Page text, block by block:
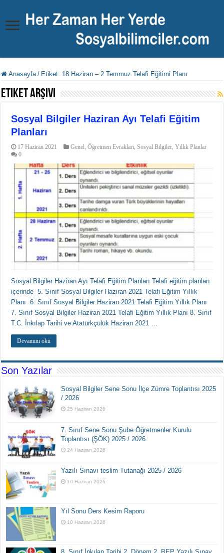
Anasayfa / Etiket: 18 Haziran – 2 Temmuz Telafi Eğitimi Planı
Etiket Arşivi
Sosyal Bilgiler Haziran Ayı Telafi Eğitim
Planları
17 Haziran 2021 Genel ,Öğretmen Evrakları Sosyal Bilgiler ,Yıllık Planlar
0
Sosyal Bilgiler Haziran Ayı Telafi Eğitim Planları Telafi eğitim planları
içerinde 5. Sınıf Sosyal Bilgiler Haziran 2021 Telafi Eğitim Yıllık
Planı 6. Sınıf Sosyal Bilgiler Haziran 2021 Telafi Eğitim Yıllık Planı
7. Sınıf Sosyal Bilgiler Haziran 2021 Telafi Eğitim Yıllık Planı 8. Sınıf
T.C. İnkılap Tarihi ve Atatürkçülük Haziran 2021 …
Devamını oku
Son Yazılar
Sosyal Bilgiler Sene Sonu İlçe Zümre Toplantısı 2025
/ 2026
25 Haziran 2026
7. Sınıf Sene Sonu Şube Öğretmenler Kurulu
Toplantısı (ŞÖK) 2025 / 2026
24 Haziran 2026
Yazılı Sınavı teslim Tutanağı 2025 / 2026
10 Haziran 2026
Yıl Sonu Ders Kesim Raporu
10 Haziran 2026